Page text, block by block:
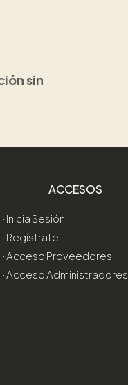
sin
ACCESOS
· Inicia Sesión
· Regístrate
· Acceso Proveedores
· Acceso Administradores